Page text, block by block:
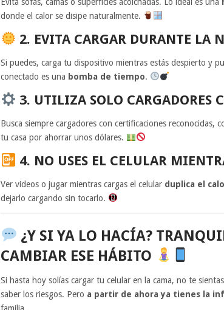
donde el calor se disipe naturalmente.
2. EVITA CARGAR DURANTE LA
Si puedes, carga tu dispositivo mientras estás despierto y
conectado es una bomba de tiempo.
3. UTILIZA SOLO CARGADORES
Busca siempre cargadores con certificaciones reconocidas,
tu casa por ahorrar unos dólares.
4. NO USES EL CELULAR
Ver videos o jugar mientras cargas el celular duplica el
dejarlo cargando sin tocarlo.
¿Y SI YA LO HACÍA?
CAMBIAR ESE HÁBITO
Si hasta hoy solías cargar tu celular en la cama, no te
saber los riesgos. Pero a partir de ahora ya tienes la
familia.